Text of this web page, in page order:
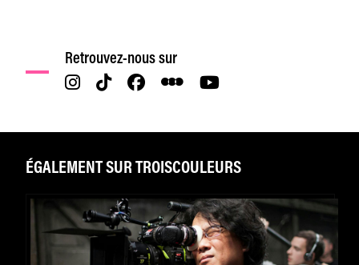
Retrouvez-nous sur
ÉGALEMENT SUR TROISCOULEURS